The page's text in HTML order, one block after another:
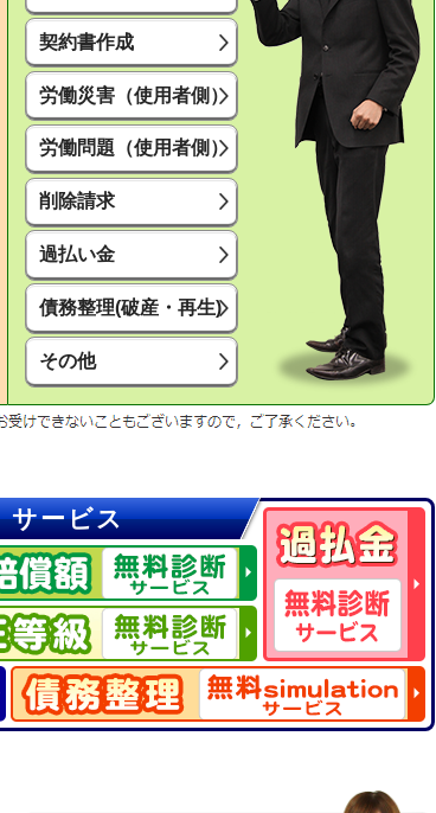
契約書作成
労働災害（使用者側）
労働問題（使用者側）
削除請求
過払い金
債務整理(破産・再生)
その他
ービス